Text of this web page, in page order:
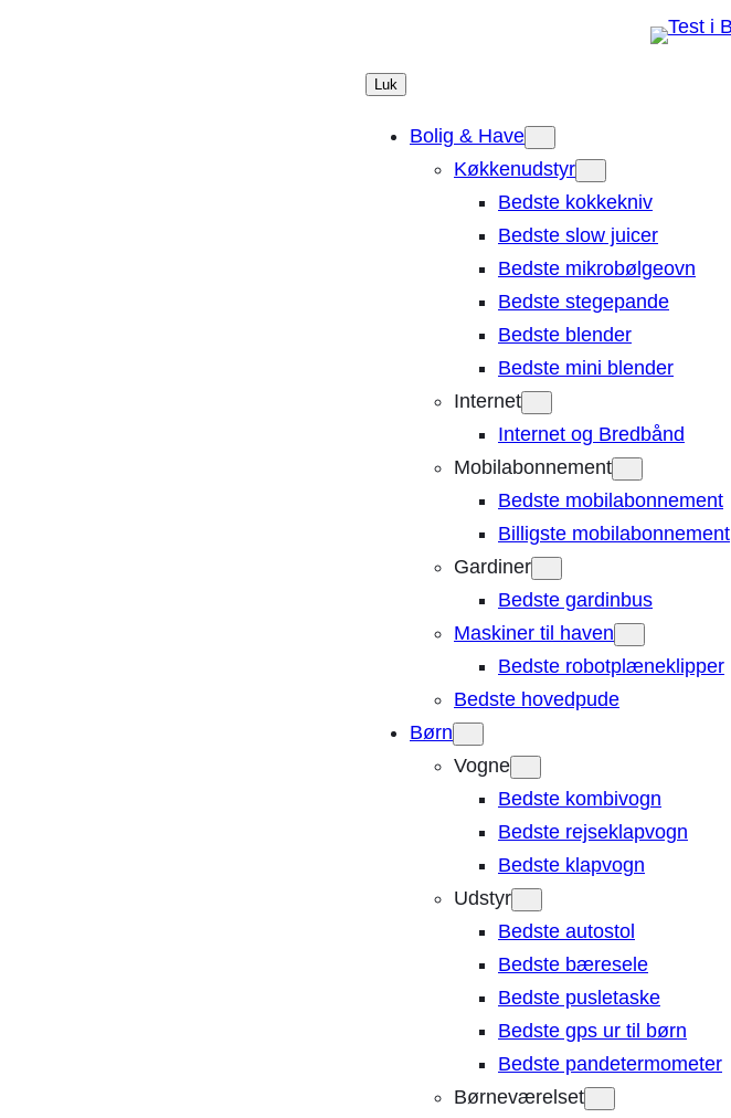
Luk
Bolig & Have
Køkkenudstyr
Bedste kokkekniv
Bedste slow juicer
Bedste mikrobølgeovn
Bedste stegepande
Bedste blender
Bedste mini blender
Internet
Internet og Bredbånd
Mobilabonnement
Bedste mobilabonnement
Billigste mobilabonnement
Gardiner
Bedste gardinbus
Maskiner til haven
Bedste robotplæneklipper
Bedste hovedpude
Børn
Vogne
Bedste kombivogn
Bedste rejseklapvogn
Bedste klapvogn
Udstyr
Bedste autostol
Bedste bæresele
Bedste pusletaske
Bedste gps ur til børn
Bedste pandetermometer
Børneværelset